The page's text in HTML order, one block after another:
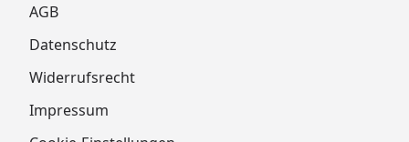
AGB
Datenschutz
Widerrufsrecht
Impressum